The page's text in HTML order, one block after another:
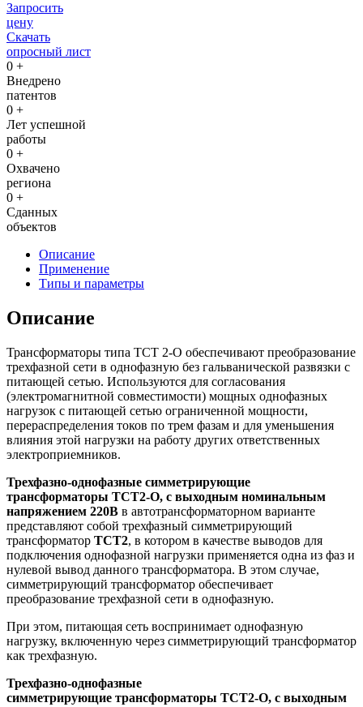
Запросить
цену
Скачать
опросный лист
0 +
Внедрено
патентов
0 +
Лет успешной
работы
0 +
Охвачено
региона
0 +
Сданных
объектов
Описание
Применение
Типы и параметры
Описание
Трансформаторы типа ТСТ 2-О обеспечивают преобразование
трехфазной сети в однофазную без гальванической развязки с
питающей сетью. Используются для согласования
(электромагнитной совместимости) мощных однофазных
нагрузок с питающей сетью ограниченной мощности,
перераспределения токов по трем фазам и для уменьшения
влияния этой нагрузки на работу других ответственных
электроприемников.
Трехфазно-однофазные симметрирующие
трансформаторы ТСТ2-О, с выходным номинальным
напряжением 220В в автотрансформаторном варианте
представляют собой трехфазный симметрирующий
трансформатор ТСТ2, в котором в качестве выводов для
подключения однофазной нагрузки применяется одна из фаз и
нулевой вывод данного трансформатора. В этом случае,
симметрирующий трансформатор обеспечивает
преобразование трехфазной сети в однофазную.
При этом, питающая сеть воспринимает однофазную
нагрузку, включенную через симметрирующий трансформатор
как трехфазную.
Трехфазно-однофазные
симметрирующие трансформаторы ТСТ2-О, с выходным